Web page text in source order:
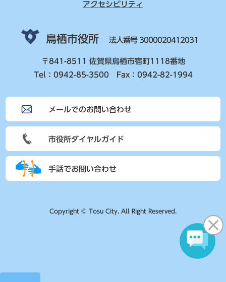
アクセシビリティ
鳥栖市役所 法人番号 3000020412031
〒841-8511 佐賀県鳥栖市宿町1118番地
Tel：0942-85-3500 Fax：0942-82-1994
メールでのお問い合わせ
市役所ダイヤルガイド
手話でお問い合わせ
Copyright © Tosu City. All Right Reserved.